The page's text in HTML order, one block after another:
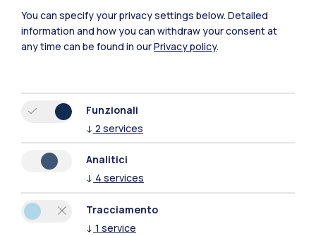
Tutti i siti dell’ecosistema
Residenze
You can specify your privacy settings below. Detailed
information and how you can withdraw your consent at
any time can be found in ourPrivacy policy.
Funzionali
↓ 2 services
Analitici
↓ 4 services
Tracciamento
↓ 1 service